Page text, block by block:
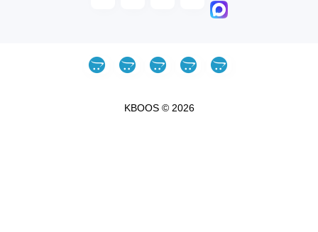
KBOOS © 2026